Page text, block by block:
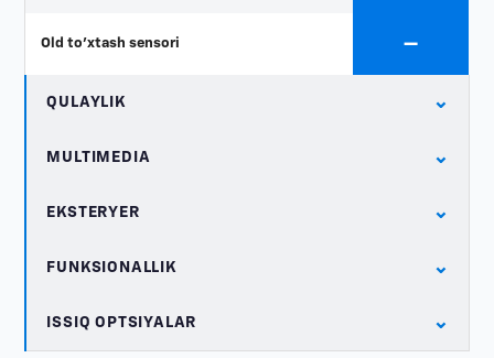
Old to'xtash sensori —
QULAYLIK ⌄
MULTIMEDIA ⌄
EKSTERYER ⌄
FUNKSIONALLIK ⌄
ISSIQ OPTSIYALAR ⌄